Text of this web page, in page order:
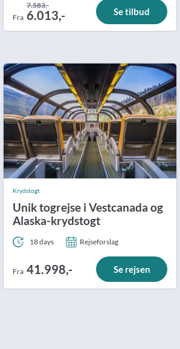
Fra
7.583,-
6.013,- Se tilbud
Krydstogt
Unik togrejse i Vestcanada og
Alaska-krydstogt
18 days Rejseforslag
Fra 41.998,- Se rejsen